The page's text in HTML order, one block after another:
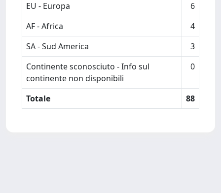
EU - Europa
6
AF - Africa
4
SA - Sud America
3
Continente sconosciuto - Info sul
continente non disponibili
0
Totale 88